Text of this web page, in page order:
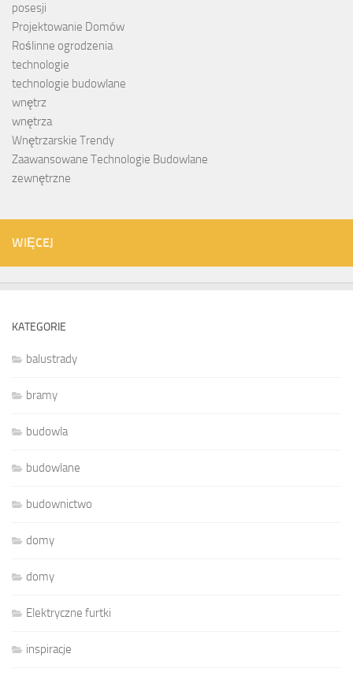
posesji
Projektowanie Domów
Roślinne ogrodzenia
technologie
technologie budowlane
wnętrz
wnętrza
Wnętrzarskie Trendy
Zaawansowane Technologie Budowlane
zewnętrzne
WIĘCEJ
KATEGORIE
balustrady
bramy
budowla
budowlane
budownictwo
domy
domy
Elektryczne furtki
inspiracje